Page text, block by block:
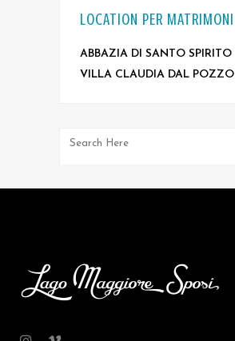
LOCATION PER MATRIMONI
ABBAZIA DI SANTO SPIRITO
VILLA CLAUDIA DAL POZZO